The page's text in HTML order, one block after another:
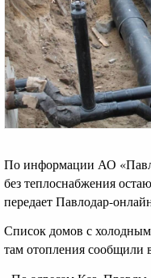
По информации АО
без теплоснабжения
передает Павлодар-
Список домов с
там отопления сообщили